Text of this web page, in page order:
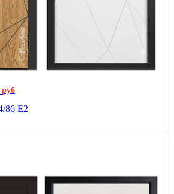
руб
86 Е2